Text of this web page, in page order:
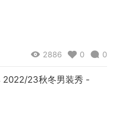
2886 0 0
2022/23秋冬男装秀 -